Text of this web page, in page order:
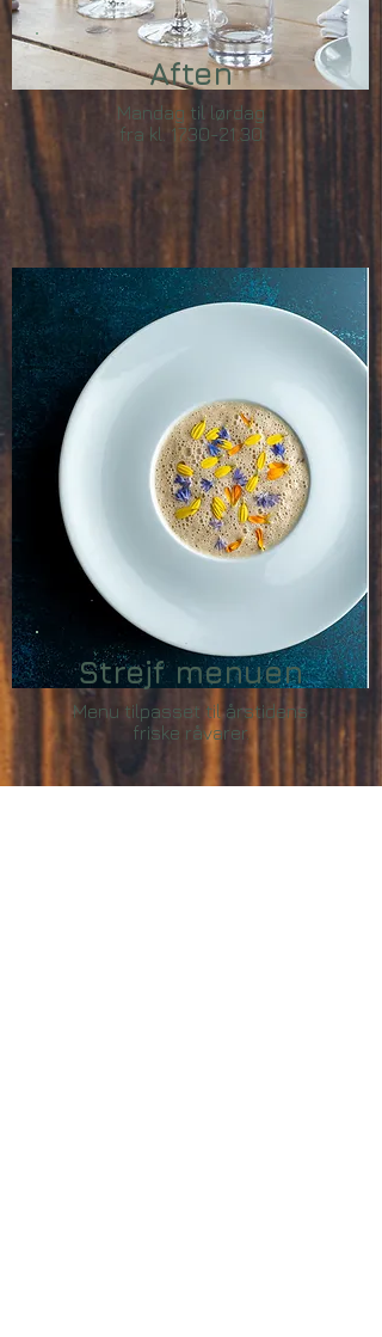
Aften
Mandag til lørdag
fra kl. 17.30-21.30
Strejf menuen
Menu tilpasset tilårstidens
friske råvarer.